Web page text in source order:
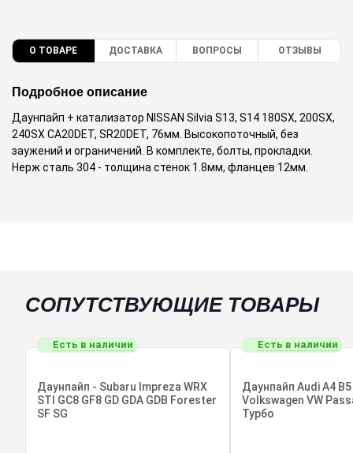
О ТОВАРЕ ДОСТАВКА ВОПРОСЫ ОТЗЫВЫ
Подробное описание
Даунпайп + катализатор NISSAN Silvia S13, S14 180SX, 200SX,
240SX CA20DET, SR20DET, 76мм. Высокопоточный, без
заужений и ограничений. В комплекте, болты, прокладки.
Нерж сталь 304 - толщина стенок 1.8мм, фланцев 12мм.
СОПУТСТВУЮЩИЕ ТОВАРЫ
Есть в наличии
Даунпайп - Subaru Impreza WRX
STI GC8 GF8 GD GDA GDB Forester
SF SG
Есть в наличии
Даунпайп Audi A4 B5
Volkswagen VW
Турбо